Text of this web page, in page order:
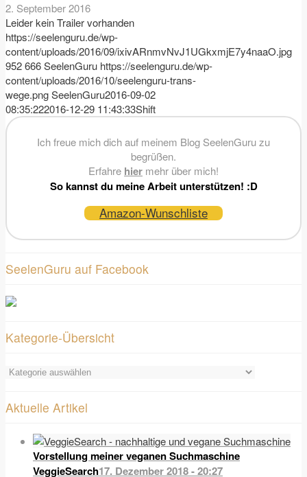
2. September 2016
Leider kein Trailer vorhanden
https://seelenguru.de/wp-
content/uploads/2016/09/ixivARnmvNvJ1UGkxmjE7y4naaO.jpg
952666SeelenGuru https://seelenguru.de/wp-
content/uploads/2016/10/seelenguru-trans-
wege.pngSeelenGuru2016-09-02
08:35:222016-12-29 11:43:33Shift
Ich freue mich dich auf meinem Blog SeelenGuru zu
begrüßen.
Erfahre hier mehr über mich!
So kannst du meine Arbeit unterstützen! :D
Amazon-Wunschliste
SeelenGuru auf Facebook
Kategorie-Übersicht
Kategorie-
Aktuelle Artikel
Vorstellung meiner veganen Suchmaschine
VeggieSearch17. Dezember 2018 - 20:27